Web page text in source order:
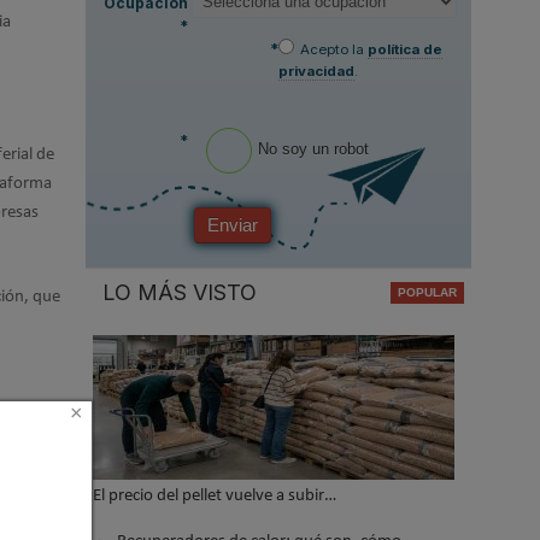
de
que
en
*
*
Acepto la política de
privacidad.
* No soy un robot
Enviar
LO MÁS VISTO
El precio del pellet vuelve a subir…
×